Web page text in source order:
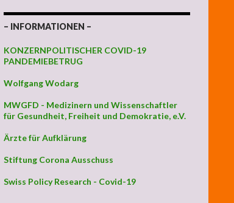
– INFORMATIONEN –
KONZERNPOLITISCHER COVID-19
PANDEMIEBETRUG
Wolfgang Wodarg
MWGFD - Medizinern und Wissenschaftler
für Gesundheit, Freiheit und Demokratie, e.V.
Ärzte für Aufklärung
Stiftung Corona Ausschuss
Swiss Policy Research - Covid-19